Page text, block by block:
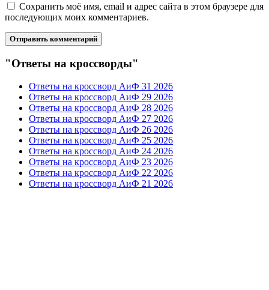
Сохранить моё имя, email и адрес сайта в этом браузере для
последующих моих комментариев.
"Ответы на кроссворды"
Ответы на кроссворд АиФ 31 2026
Ответы на кроссворд АиФ 29 2026
Ответы на кроссворд АиФ 28 2026
Ответы на кроссворд АиФ 27 2026
Ответы на кроссворд АиФ 26 2026
Ответы на кроссворд АиФ 25 2026
Ответы на кроссворд АиФ 24 2026
Ответы на кроссворд АиФ 23 2026
Ответы на кроссворд АиФ 22 2026
Ответы на кроссворд АиФ 21 2026